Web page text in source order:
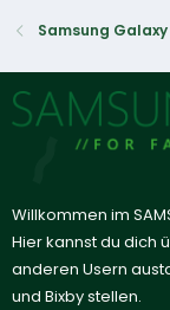
Samsung Galaxy
Willkommen im
Hier kannst du dich
anderen Usern
und Bixby stellen.